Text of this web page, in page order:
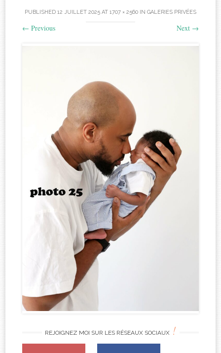
PUBLISHED 12 JUILLET 2025 AT 1707 × 2560 IN GALERIES PRIVÉES
← Previous Next →
REJOIGNEZ MOI SUR LES RÉSEAUX SOCIAUX !